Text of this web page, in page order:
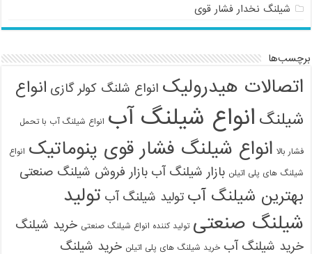
شیلنگ نخدار فشار قوی
برچسب‌ها
اتصالات هیدرولیک انواع شلنگ کولر گازی انواع
شیلنگ انواع شیلنگ آب انواع شیلنگ آب با تحمل
فشار بالا انواع شیلنگ فشار قوی پنوماتیک انواع
شیلنگ های پلی اتیلن بازار شیلنگ آب بازار فروش شیلنگ صنعتی
بهترین شیلنگ آب تولید شیلنگ آب تولید
شیلنگ صنعتی تولید کننده انواع شیلنگ صنعتی خرید شیلنگ
خرید شیلنگ آب خرید شیلنگ های پلی اتیلن خرید شیلنگ